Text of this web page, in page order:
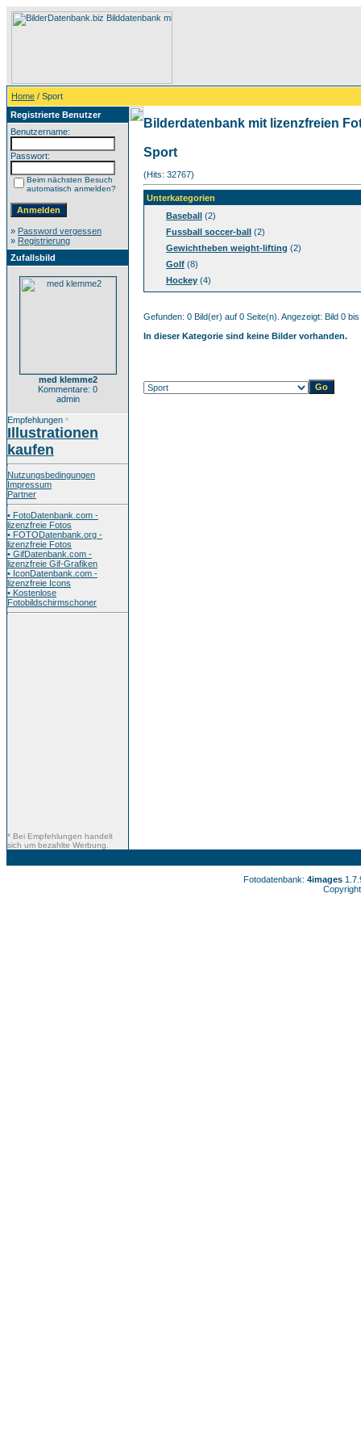
Home / Sport
Registrierte Benutzer
Benutzername:
Passwort:
Beim nächsten Besuch
automatisch anmelden?
» Password vergessen
» Registrierung
Zufallsbild
med klemme2
Kommentare: 0
admin
Empfehlungen *
Illustrationen
kaufen
Nutzungsbedingungen
Impressum
Partner
• FotoDatenbank.com -
lizenzfreie Fotos
• FOTODatenbank.org -
lizenzfreie Fotos
• GifDatenbank.com -
lizenzfreie Gif-Grafiken
• IconDatenbank.com -
lizenzfreie Icons
• Kostenlose
Fotobildschirmschoner
* Bei Empfehlungen handelt
sich um bezahlte Werbung.
Bilderdatenbank mit lizenzfreien
Sport
(Hits: 32767)
Unterkategorien
Baseball (2)
Fussball soccer-ball (2)
Gewichtheben weight-lifting (2)
Golf (8)
Hockey (4)
Gefunden: 0 Bild(er) auf 0 Seite(n). Angezeigt: Bild 0 bis
In dieser Kategorie sind keine Bilder vorhanden.
Fotodatenbank: 4images